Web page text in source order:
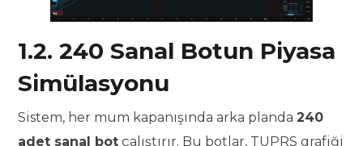
1.2. 240 Sanal Botun Piyasa
Simülasyonu
Sistem, her mum kapanışında arka planda240
adet sanal bot çalıştırır. Bu botlar, TUPRS grafiği